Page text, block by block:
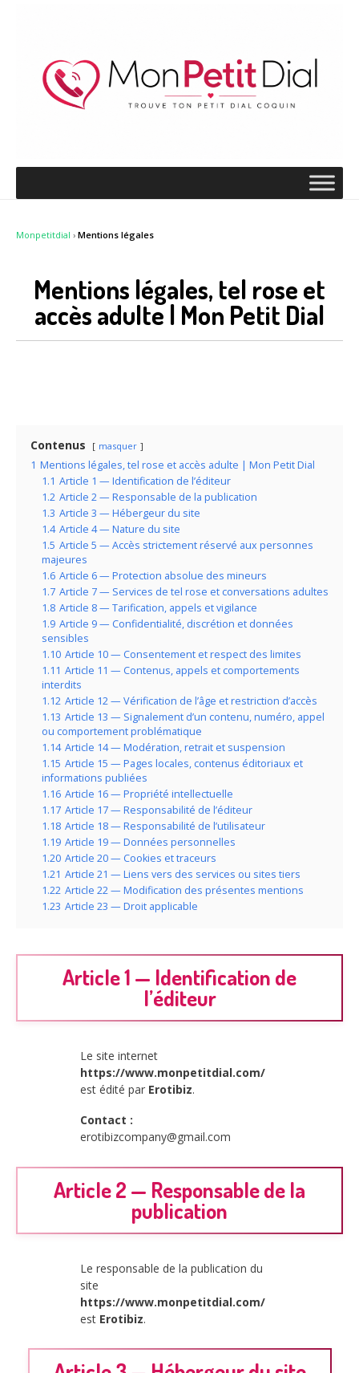
Monpetitdial › Mentions légales
Mentions légales, tel rose et
accès adulte | Mon Petit Dial
Contenus masquer
1 Mentions légales, tel rose et accès adulte | Mon Petit Dial
1.1 Article 1 — Identification de l’éditeur
1.2 Article 2 — Responsable de la publication
1.3 Article 3 — Hébergeur du site
1.4 Article 4 — Nature du site
1.5 Article 5 — Accès strictement réservé aux personnes
majeures
1.6 Article 6 — Protection absolue des mineurs
1.7 Article 7 — Services de tel rose et conversations adultes
1.8 Article 8 — Tarification, appels et vigilance
1.9 Article 9 — Confidentialité, discrétion et données
sensibles
1.10 Article 10 — Consentement et respect des limites
1.11 Article 11 — Contenus, appels et comportements
interdits
1.12 Article 12 — Vérification de l’âge et restriction d’accès
1.13 Article 13 — Signalement d’un contenu, numéro, appel
ou comportement problématique
1.14 Article 14 — Modération, retrait et suspension
1.15 Article 15 — Pages locales, contenus éditoriaux et
informations publiées
1.16 Article 16 — Propriété intellectuelle
1.17 Article 17 — Responsabilité de l’éditeur
1.18 Article 18 — Responsabilité de l’utilisateur
1.19 Article 19 — Données personnelles
1.20 Article 20 — Cookies et traceurs
1.21 Article 21 — Liens vers des services ou sites tiers
1.22 Article 22 — Modification des présentes mentions
1.23 Article 23 — Droit applicable
Article 1 — Identification de
l’éditeur
Le site internet
https://www.monpetitdial.com/
est édité par Erotibiz.
Contact :
erotibizcompany@gmail.com
Article 2 — Responsable de la
publication
Le responsable de la publication du
site
https://www.monpetitdial.com/
est Erotibiz.